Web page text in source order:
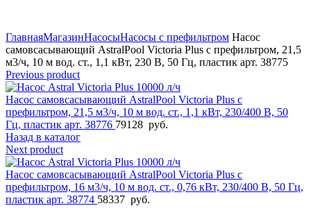
ГлавнаяМагазинНасосыНасосы с префильтром Насос
самовсасывающий AstralPool Victoria Plus с префильтром, 21,5
м3/ч, 10 м вод. ст., 1,1 кВт, 230 В, 50 Гц, пластик арт. 38775
Previous product
Насос самовсасывающий AstralPool Victoria Plus с
префильтром, 21,5 м3/ч, 10 м вод. ст., 1,1 кВт, 230/400 В, 50
Гц, пластик арт. 38776 79128 руб.
Назад в каталог
Next product
Насос самовсасывающий AstralPool Victoria Plus с
префильтром, 16 м3/ч, 10 м вод. ст., 0,76 кВт, 230/400 В, 50 Гц,
пластик арт. 38774 58337 руб.